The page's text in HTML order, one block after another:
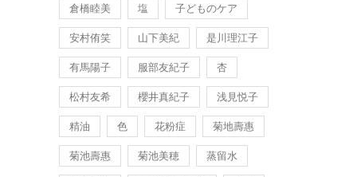
倉橋睦美 塩 子どものケア
安村侑笑 山下美紀 是川理江子
有馬陽子 服部友紀子 杏
松村友希 櫻井真紀子 浅見悦子
精油 色 花粉症 菊地壽惠
菊池壽惠 菊池美穂 蒸留水